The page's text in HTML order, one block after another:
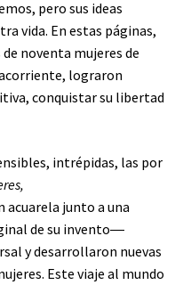
pero sus ideas
vida. En estas páginas,
noventa mujeres de
lograron
conquistar su libertad
intrépidas, las por
junto a una
de su invento―
y desarrollaron nuevas
Este viaje al mundo